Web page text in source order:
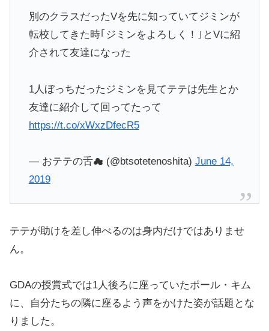
別のクラスだったVを先に知っていてジミンが
転校してきた時｢ジミンをよろしく！｣とVに紹
介されて友達になった
1人ぼっちだったジミンを見てテテは先生とか
友達に紹介して回ってたって
https://t.co/xWxzDfecR5
— おテテの舌☁ (@btsotetenoshita) June 14,
2019
テテが助けを差し伸べるのは身内だけではありませ
ん。
GDAの授賞式では1人後ろに座っていたポール・キム
に、自分たちの隣に座るよう声をかけた姿が話題とな
りました。